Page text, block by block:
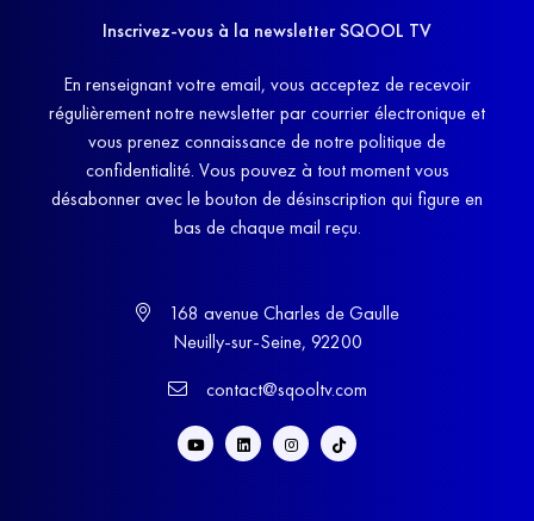
Inscrivez-vous à la newsletter SQOOL TV
En renseignant votre email, vous acceptez de recevoir
régulièrement notre newsletter par courrier électronique et
vous prenez connaissance de notre politique de
confidentialité. Vous pouvez à tout moment vous
désabonner avec le bouton de désinscription qui figure en
bas de chaque mail reçu.
168 avenue Charles de Gaulle
Neuilly-sur-Seine, 92200
contact@sqooltv.com